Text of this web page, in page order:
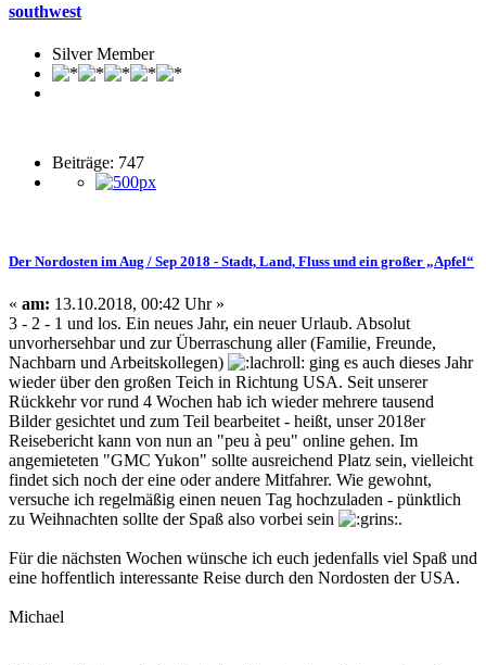
southwest
Silver Member
Beiträge: 747
Der Nordosten im Aug / Sep 2018 - Stadt, Land, Fluss und ein großer „Apfel“
« am: 13.10.2018, 00:42 Uhr »
3 - 2 - 1 und los. Ein neues Jahr, ein neuer Urlaub. Absolut
unvorhersehbar und zur Überraschung aller (Familie, Freunde,
Nachbarn und Arbeitskollegen)
ging es auch dieses Jahr
wieder über den großen Teich in Richtung USA. Seit unserer
Rückkehr vor rund 4 Wochen hab ich wieder mehrere tausend
Bilder gesichtet und zum Teil bearbeitet - heißt, unser 2018er
Reisebericht kann von nun an "peu à peu" online gehen. Im
angemieteten "GMC Yukon" sollte ausreichend Platz sein, vielleicht
findet sich noch der eine oder andere Mitfahrer. Wie gewohnt,
versuche ich regelmäßig einen neuen Tag hochzuladen - pünktlich
zu Weihnachten sollte der Spaß also vorbei sein
.
Für die nächsten Wochen wünsche ich euch jedenfalls viel Spaß und
eine hoffentlich interessante Reise durch den Nordosten der USA.
Michael